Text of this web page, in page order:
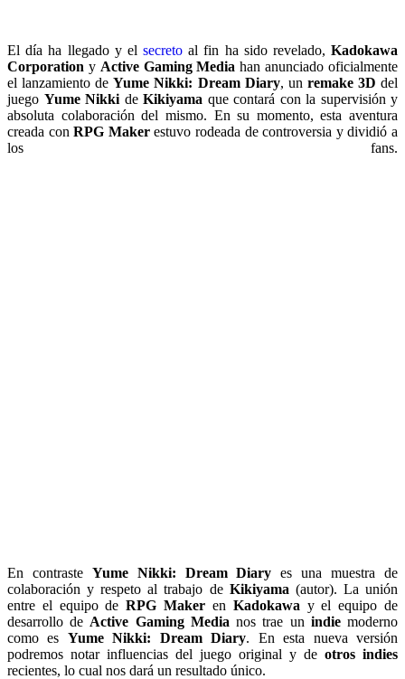
El día ha llegado y el secreto al fin ha sido revelado, Kadokawa
Corporation y Active Gaming Media han anunciado oficialmente
el lanzamiento deYume Nikki: Dream Diary, un remake 3D del
juego Yume Nikki de Kikiyama que contará con la supervisión y
absoluta colaboración del mismo. En su momento, esta aventura
creada conRPG Makerestuvo rodeada de controversia y dividió a
los fans.
En contraste Yume Nikki: Dream Diary es una muestra de
colaboración y respeto al trabajo de Kikiyama (autor). La unión
entre el equipo deRPG Maker en Kadokawa y el equipo de
desarrollo de Active Gaming Media nos trae un indiemoderno
como es Yume Nikki: Dream Diary. En esta nueva versión
podremos notar influencias del juego original y de otros indies
recientes, lo cual nos dará un resultado único.